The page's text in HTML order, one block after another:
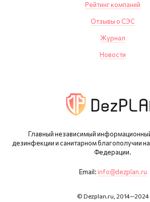
Главный независимый
дезинфекции и санитарном благополучии
Федерации.
Email: info@dezplan.ru
© Dezplan.ru, 2014—2024
Рейтинг компаний
Отзывы о СЭС
Журнал
Новости